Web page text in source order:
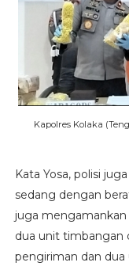
Kapolres Kolaka
Kata Yosa, polisi
sedang dengan
juga
dua unit timbangan
pengiriman dan dua